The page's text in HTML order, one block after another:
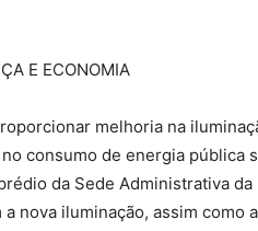
E ECONOMIA
melhoria na
consumo de energia pública
da Sede Administrativa
a nova iluminação, assim como